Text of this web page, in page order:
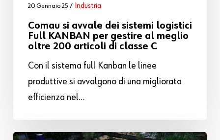
20 Gennaio 25 Industria
Comau si avvale dei sistemi logistici
Full KANBAN per gestire al meglio
oltre 200 articoli di classe C
Con il sistema full Kanban le linee
produttive si avvalgono di una migliorata
efficienza nel…